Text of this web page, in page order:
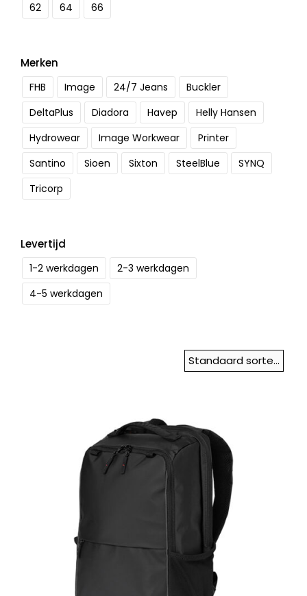
62
64 66
Merken
FHB Image 24/7 Jeans
Buckler
DeltaPlus
Diadora Havep
Helly Hansen
Hydrowear
Image Workwear
Printer
Santino
Sioen Sixton SteelBlue
SYNQ
Tricorp
Levertijd
1-2 werkdagen
2-3 werkdagen
4-5 werkdagen